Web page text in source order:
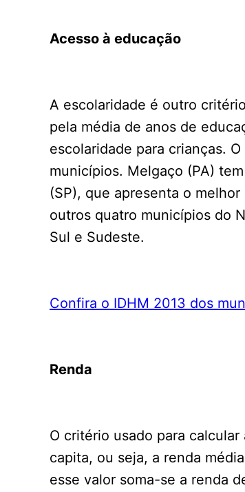
Acesso à educação
A escolaridade é outro
pela média de anos de
escolaridade para crianças.
municípios. Melgaço (PA)
(SP), que apresenta o
outros quatro municípios do
Sul e Sudeste.
Confira o IDHM 2013 dos
Renda
O critério usado para
capita, ou seja, a renda
esse valor soma-se a renda